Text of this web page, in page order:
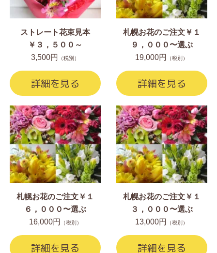
ストレート花束見本
￥３，５００～
3,500円
（税別）
詳細を見る
札幌お花のご注文￥１
９，０００〜選ぶ
19,000円
（税別）
詳細を見る
札幌お花のご注文￥１
６，０００〜選ぶ
16,000円
（税別）
詳細を見る
札幌お花のご注文￥１
３，０００〜選ぶ
13,000円
（税別）
詳細を見る